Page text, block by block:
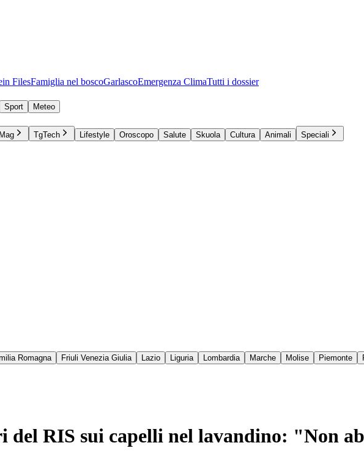
FilesFamiglia nel boscoGarlascoEmergenza ClimaTutti i dossier
Sport
Meteo
TgTech Lifestyle Oroscopo Salute Skuola Cultura Animali
Speciali
Romagna Friuli Venezia Giulia Lazio Liguria Lombardia Marche Molise Piemonte
del RIS sui capelli nel lavandino: "Non